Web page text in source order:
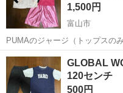
1,500円
富山市
PUMAのジャージ（トップスの
パンツになります。 Tシャツの
確認下さい。 それ以外は目立
は全て140センチとなります...
富山 富山市
GLOBAL
120センチ
500円